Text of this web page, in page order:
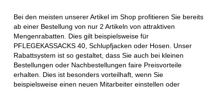
Bei den meisten unserer Artikel im Shop profitieren Sie bereits
ab einer Bestellung von nur 2 Artikeln von attraktiven
Mengenrabatten. Dies gilt beispielsweise für
PFLEGEKASSACKS 40, Schlupfjacken oder Hosen. Unser
Rabattsystem ist so gestaltet, dass Sie auch bei kleinen
Bestellungen oder Nachbestellungen faire Preisvorteile
erhalten. Dies ist besonders vorteilhaft, wenn Sie
beispielsweise einen neuen Mitarbeiter einstellen oder